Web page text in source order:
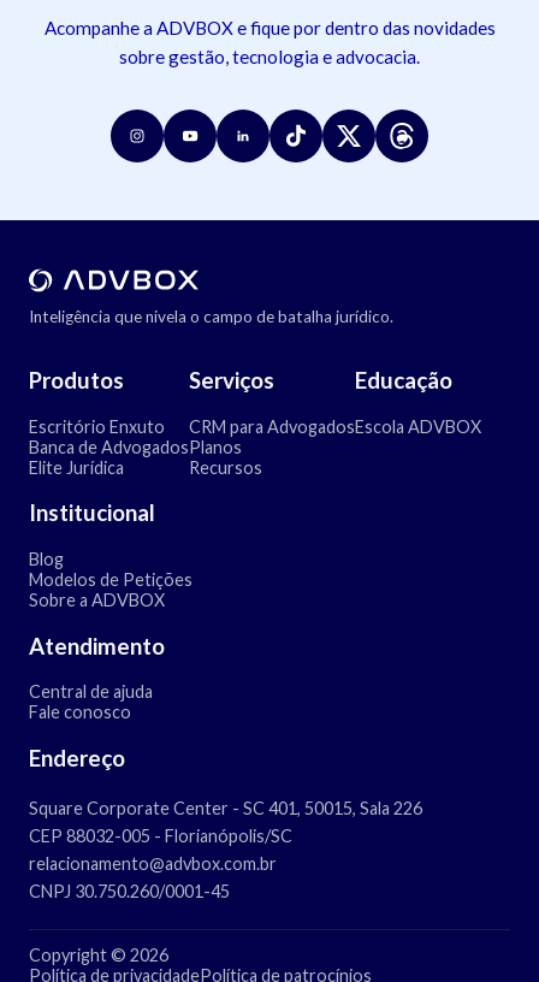
Acompanhe a ADVBOX e fique por dentro das novidades
sobre gestão, tecnologia e advocacia.
Inteligência que nivela o campo de batalha jurídico.
Produtos
Escritório Enxuto
Banca de Advogados
Elite Jurídica
Serviços
CRM para Advogados
Planos
Recursos
Educação
Escola ADVBOX
Institucional
Blog
Modelos de Petições
Sobre a ADVBOX
Atendimento
Central de ajuda
Fale conosco
Endereço
Square Corporate Center - SC 401, 50015, Sala 226
CEP 88032-005 - Florianópolis/SC
relacionamento@advbox.com.br
CNPJ 30.750.260/0001-45
Copyright © 2026
Política de privacidadePolítica de patrocínios